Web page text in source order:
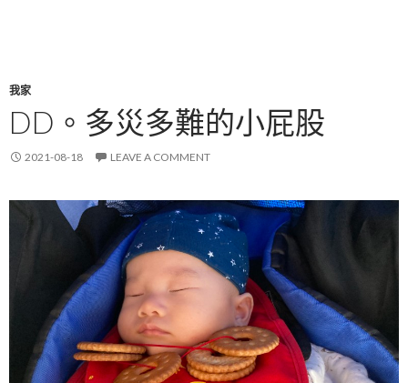
我家
DD。多災多難的小屁股
2021-08-18 LEAVE A COMMENT